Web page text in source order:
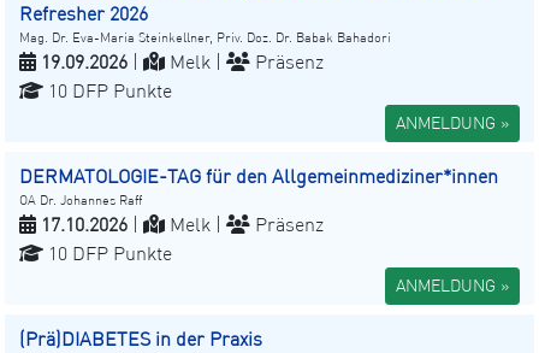
Refresher 2026
Mag. Dr. Eva-Maria Steinkellner, Priv. Doz. Dr. Babak Bahadori
19.09.2026 Melk |
Präsenz
10 DFP Punkte
ANMELDUNG »
DERMATOLOGIE-TAG für den Allgemeinmediziner*innen
OA Dr. Johannes Raff
17.10.2026 Melk |
Präsenz
10 DFP Punkte
ANMELDUNG »
(Prä)DIABETES in der Praxis